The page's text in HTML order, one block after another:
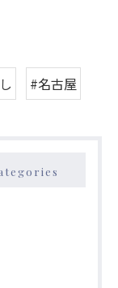
#名古屋